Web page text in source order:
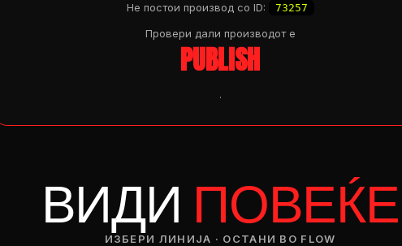
Не постои производ со ID: 73257
Провери дали производот e
PUBLISH
.
ВИДИ ПОВЕЌЕ
ИЗБЕРИ ЛИНИЈА · ОСТАНИ ВО FLOW